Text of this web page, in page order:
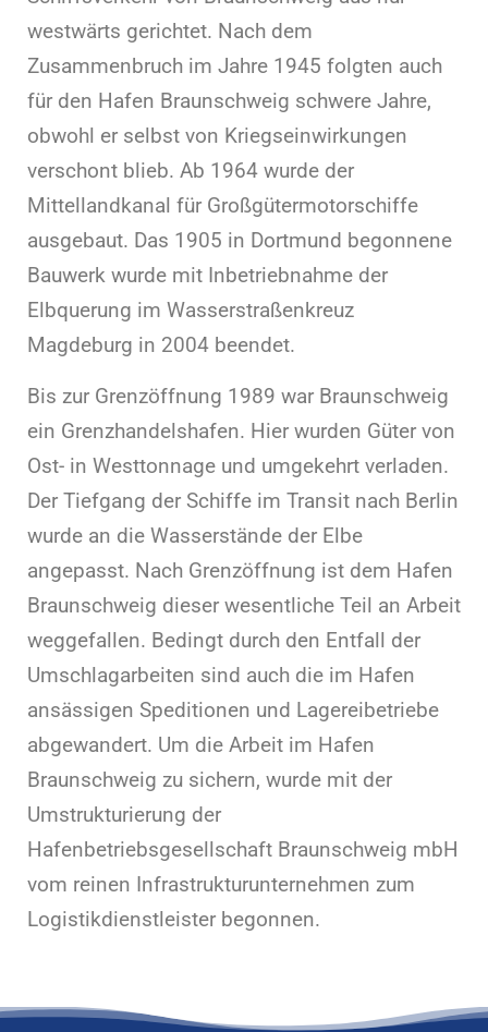
westwärts gerichtet. Nach dem
Zusammenbruch im Jahre 1945 folgten auch
für den Hafen Braunschweig schwere Jahre,
obwohl er selbst von Kriegseinwirkungen
verschont blieb. Ab 1964 wurde der
Mittellandkanal für Großgütermotorschiffe
ausgebaut. Das 1905 in Dortmund begonnene
Bauwerk wurde mit Inbetriebnahme der
Elbquerung im Wasserstraßenkreuz
Magdeburg in 2004 beendet.
Bis zur Grenzöffnung 1989 war Braunschweig
ein Grenzhandelshafen. Hier wurden Güter von
Ost- in Westtonnage und umgekehrt verladen.
Der Tiefgang der Schiffe im Transit nach Berlin
wurde an die Wasserstände der Elbe
angepasst. Nach Grenzöffnung ist dem Hafen
Braunschweig dieser wesentliche Teil an Arbeit
weggefallen. Bedingt durch den Entfall der
Umschlagarbeiten sind auch die im Hafen
ansässigen Speditionen und Lagereibetriebe
abgewandert. Um die Arbeit im Hafen
Braunschweig zu sichern, wurde mit der
Umstrukturierung der
Hafenbetriebsgesellschaft Braunschweig mbH
vom reinen Infrastrukturunternehmen zum
Logistikdienstleister begonnen.